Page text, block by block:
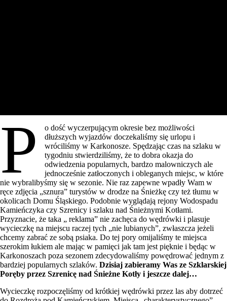
P
o dość wyczerpującym okresie bez możliwości
dłuższych wyjazdów doczekaliśmy się urlopu i
wróciliśmy w Karkonosze. Spędzając czas na szlaku w
tygodniu stwierdziliśmy, że to dobra okazja do
odwiedzenia popularnych, bardzo malowniczych ale
jednocześnie zatłoczonych i obleganych miejsc, w które
nie wybralibyśmy się w sezonie. Nie raz zapewne wpadły Wam w
ręce zdjęcia „sznura” turystów w drodze na Śnieżkę czy też tłumu w
okolicach Domu Śląskiego. Podobnie wyglądają rejony Wodospadu
Kamieńczyka czy Szrenicy i szlaku nad Śnieżnymi Kotłami.
Przyznacie, że taka „ reklama” nie zachęca do wędrówki i plasuje
wycieczkę na miejscu raczej tych „nie lubianych”, zwłaszcza jeżeli
chcemy zabrać ze sobą psiaka. Do tej pory omijaliśmy te miejsca
szerokim łukiem ale mając w pamięci jak tam jest pięknie i będąc w
Karkonoszach poza sezonem zdecydowaliśmy powędrować jednym z
bardziej popularnych szlaków. Dzisiaj zabieramy Was ze Szklarskiej
Poręby przez Szrenicę nad Śnieżne Kotły i jeszcze dalej…
Wycieczkę rozpoczęliśmy od krótkiej wędrówki przez las aby dotrzeć